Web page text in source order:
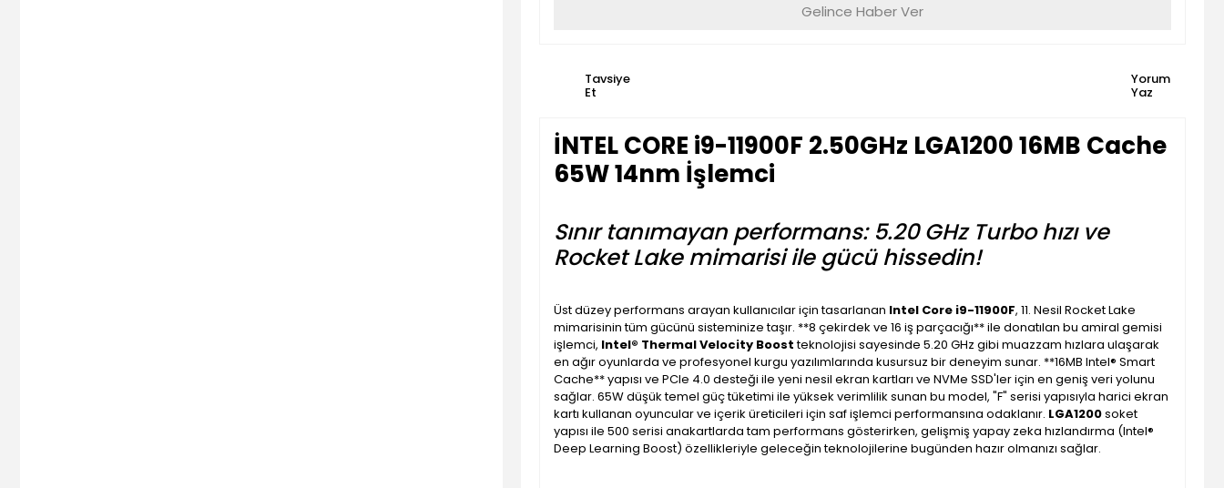
Gelince Haber Ver
Tavsiye
Et
Yorum
Yaz
İNTEL CORE i9-11900F 2.50GHz LGA1200 16MB Cache
65W 14nm İşlemci
Sınır tanımayan performans: 5.20 GHz Turbo hızı ve
Rocket Lake mimarisi ile gücü hissedin!
Üst düzey performans arayan kullanıcılar için tasarlanan Intel Core i9-11900F, 11. Nesil Rocket Lake
mimarisinin tüm gücünü sisteminize taşır. **8 çekirdek ve 16 iş parçacığı** ile donatılan bu amiral gemisi
işlemci, Intel® Thermal Velocity Boostteknolojisi sayesinde 5.20 GHz gibi muazzam hızlara ulaşarak
en ağır oyunlarda ve profesyonel kurgu yazılımlarında kusursuz bir deneyim sunar. **16MB Intel® Smart
Cache** yapısı ve PCIe 4.0 desteği ile yeni nesil ekran kartları ve NVMe SSD'ler için en geniş veri yolunu
sağlar. 65W düşük temel güç tüketimi ile yüksek verimlilik sunan bu model, "F" serisi yapısıyla harici ekran
kartı kullanan oyuncular ve içerik üreticileri için saf işlemci performansına odaklanır. LGA1200soket
yapısı ile 500 serisi anakartlarda tam performans gösterirken, gelişmiş yapay zeka hızlandırma (Intel®
Deep Learning Boost) özellikleriyle geleceğin teknolojilerine bugünden hazır olmanızı sağlar.